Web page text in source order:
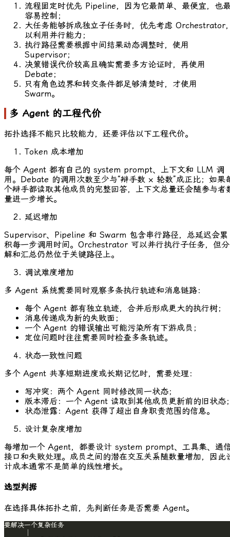
流程固定时优先 Pipeline，因为它最简单、最便宜，也
容易控制；
大任务能够拆成独立子任务时，优先考虑 Orchestrator
以利用并行能力；
执行路径需要根据中间结果动态调整时，使用
Supervisor；
决策错误代价较高且确实需要多方论证时，再使用
Debate；
只有角色边界和转交条件都足够清楚时，才使用
Swarm。
多 Agent 的工程代价
拓扑选择不能只比较能力，还要评估以下工程代价。
Token 成本增加
每个 Agent 都有自己的 system prompt、上下文和 LLM 调
用。Debate 的调用次数至少与“辩手数 × 轮数”成正比；如果
个辩手都读取其他成员的完整回答，上下文总量还会随参与者
量进一步增长。
延迟增加
Supervisor、Pipeline 和 Swarm 包含串行路径，总延迟会累
积每一步调用时间。Orchestrator 可以并行执行子任务，但分
解和汇总仍然位于关键路径上。
调试难度增加
多 Agent 系统需要同时观察多条执行轨迹和消息链路：
每个 Agent 都有独立轨迹，合并后形成更大的执行树；
消息传递成为新的失败面；
一个 Agent 的错误输出可能污染所有下游成员；
定位问题时往往需要同时检查多条轨迹。
状态一致性问题
多个 Agent 共享短期进度或长期记忆时，需要处理：
写冲突：两个 Agent 同时修改同一状态；
版本滞后：一个 Agent 读取到其他成员更新前的旧状态
状态泄露：Agent 获得了超出自身职责范围的信息。
设计复杂度增加
每增加一个 Agent，都要设计 system prompt、工具集、通
接口和失败处理。成员之间的潜在交互关系随数量增加，因此
计成本通常不是简单的线性增长。
选型判据
在选择具体拓扑之前，先判断任务是否需要 Agent。